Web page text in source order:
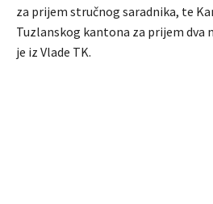
za prijem stručnog saradnika, te
Tuzlanskog kantona za prijem dva
je iz Vlade TK.